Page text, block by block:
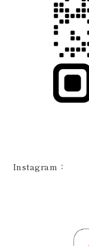
Instagram：